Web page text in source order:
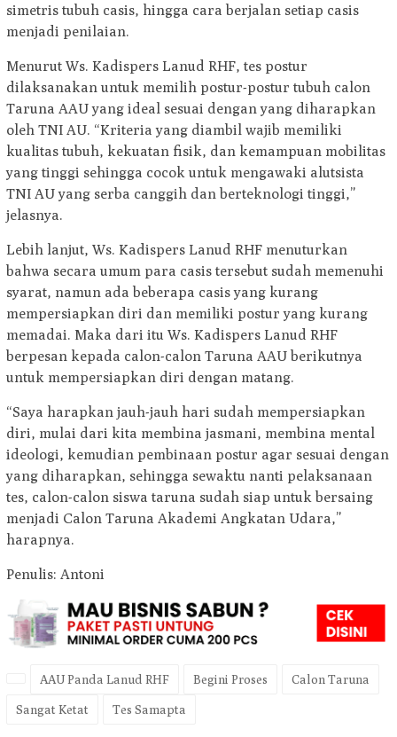
simetris tubuh casis, hingga cara berjalan setiap casis
menjadi penilaian.
Menurut Ws. Kadispers Lanud RHF, tes postur
dilaksanakan untuk memilih postur-postur tubuh calon
Taruna AAU yang ideal sesuai dengan yang diharapkan
oleh TNI AU. “Kriteria yang diambil wajib memiliki
kualitas tubuh, kekuatan fisik, dan kemampuan mobilitas
yang tinggi sehingga cocok untuk mengawaki alutsista
TNI AU yang serba canggih dan berteknologi tinggi,”
jelasnya.
Lebih lanjut, Ws. Kadispers Lanud RHF menuturkan
bahwa secara umum para casis tersebut sudah memenuhi
syarat, namun ada beberapa casis yang kurang
mempersiapkan diri dan memiliki postur yang kurang
memadai. Maka dari itu Ws. Kadispers Lanud RHF
berpesan kepada calon-calon Taruna AAU berikutnya
untuk mempersiapkan diri dengan matang.
“Saya harapkan jauh-jauh hari sudah mempersiapkan
diri, mulai dari kita membina jasmani, membina mental
ideologi, kemudian pembinaan postur agar sesuai dengan
yang diharapkan, sehingga sewaktu nanti pelaksanaan
tes, calon-calon siswa taruna sudah siap untuk bersaing
menjadi Calon Taruna Akademi Angkatan Udara,”
harapnya.
Penulis: Antoni
AAU Panda Lanud RHF Begini Proses Calon Taruna
Sangat Ketat Tes Samapta